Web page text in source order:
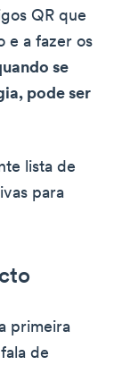
QR que
e a fazer os
se
pode ser
lista de
para
primeira
de